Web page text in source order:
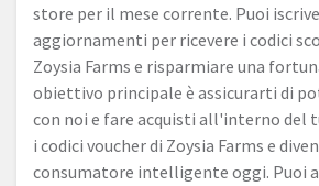
store per il mese corrente. Puoi
aggiornamenti per ricevere i codici
Zoysia Farms e risparmiare una
obiettivo principale è assicurarti di
con noi e fare acquisti all'interno del
i codici voucher di Zoysia Farms e
consumatore intelligente oggi. Puoi